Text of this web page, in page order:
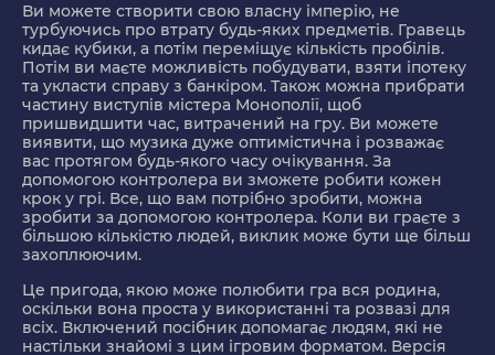
Ви можете створити свою власну імперію, не
турбуючись про втрату будь-яких предметів. Гравець
кидає кубики, а потім переміщує кількість пробілів.
Потім ви маєте можливість побудувати, взяти іпотеку
та укласти справу з банкіром. Також можна прибрати
частину виступів містера Монополії, щоб
пришвидшити час, витрачений на гру. Ви можете
виявити, що музика дуже оптимістична і розважає
вас протягом будь-якого часу очікування. За
допомогою контролера ви зможете робити кожен
крок у грі. Все, що вам потрібно зробити, можна
зробити за допомогою контролера. Коли ви граєте з
більшою кількістю людей, виклик може бути ще більш
захоплюючим.
Це пригода, якою може полюбити гра вся родина,
оскільки вона проста у використанні та розвазі для
всіх. Включений посібник допомагає людям, які не
настільки знайомі з цим ігровим форматом. Версія